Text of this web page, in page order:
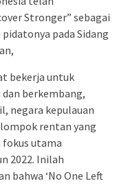
Stronger” sebagai
pada Sidang
bekerja untuk
berkembang,
negara kepulauan
rentan yang
utama
2022. Inilah
bahwa ‘No One Left